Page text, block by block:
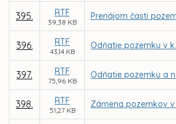
395. RTF
39,38 KB
Prenájom časti
396. RTF
43,14 KB
Odňatie pozemku v
397. RTF
75,96 KB
Odňatie pozemku a
398. RTF
51,27 KB
Zámena pozemkov v